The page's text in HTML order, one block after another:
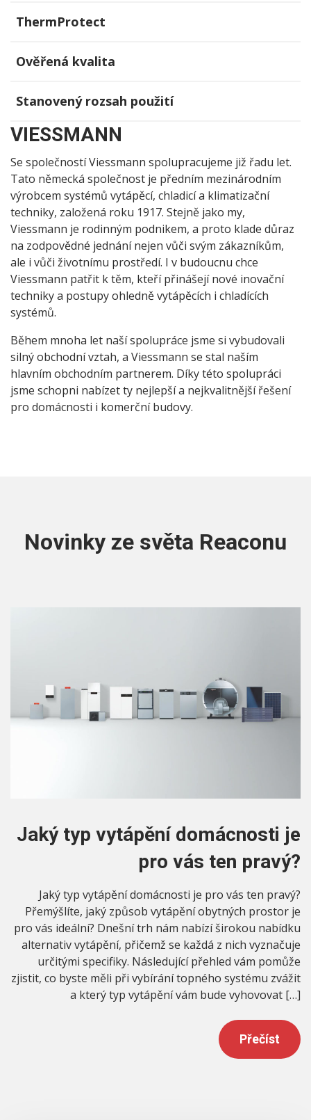
ThermProtect
Ověřená kvalita
Stanovený rozsah použití
VIESSMANN
Se společností Viessmann spolupracujeme již řadu let.
Tato německá společnost je předním mezinárodním
výrobcem systémů vytápěcí, chladicí a klimatizační
techniky, založená roku 1917. Stejně jako my,
Viessmann je rodinným podnikem, a proto klade důraz
na zodpovědné jednání nejen vůči svým zákazníkům,
ale i vůči životnímu prostředí. I v budoucnu chce
Viessmann patřit k těm, kteří přinášejí nové inovační
techniky a postupy ohledně vytápěcích i chladících
systémů.
Během mnoha let naší spolupráce jsme si vybudovali
silný obchodní vztah, a Viessmann se stal naším
hlavním obchodním partnerem. Díky této spolupráci
jsme schopni nabízet ty nejlepší a nejkvalitnější řešení
pro domácnosti i komerční budovy.
Novinky ze světa Reaconu
Jaký typ vytápění domácnosti je
pro vás ten pravý?
Jaký typ vytápění domácnosti je pro vás ten pravý?
Přemýšlíte, jaký způsob vytápění obytných prostor je
pro vás ideální? Dnešní trh nám nabízí širokou nabídku
alternativ vytápění, přičemž se každá z nich vyznačuje
určitými specifiky. Následující přehled vám pomůže
zjistit, co byste měli při vybírání topného systému zvážit
a který typ vytápění vám bude vyhovovat […]
Přečíst